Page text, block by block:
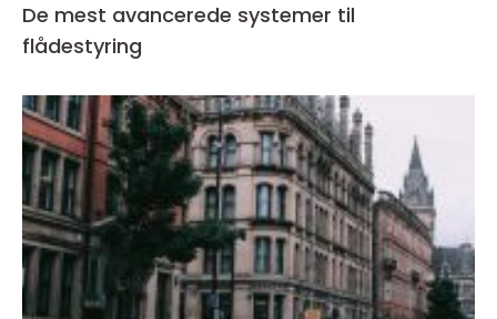
De mest avancerede systemer til
flådestyring